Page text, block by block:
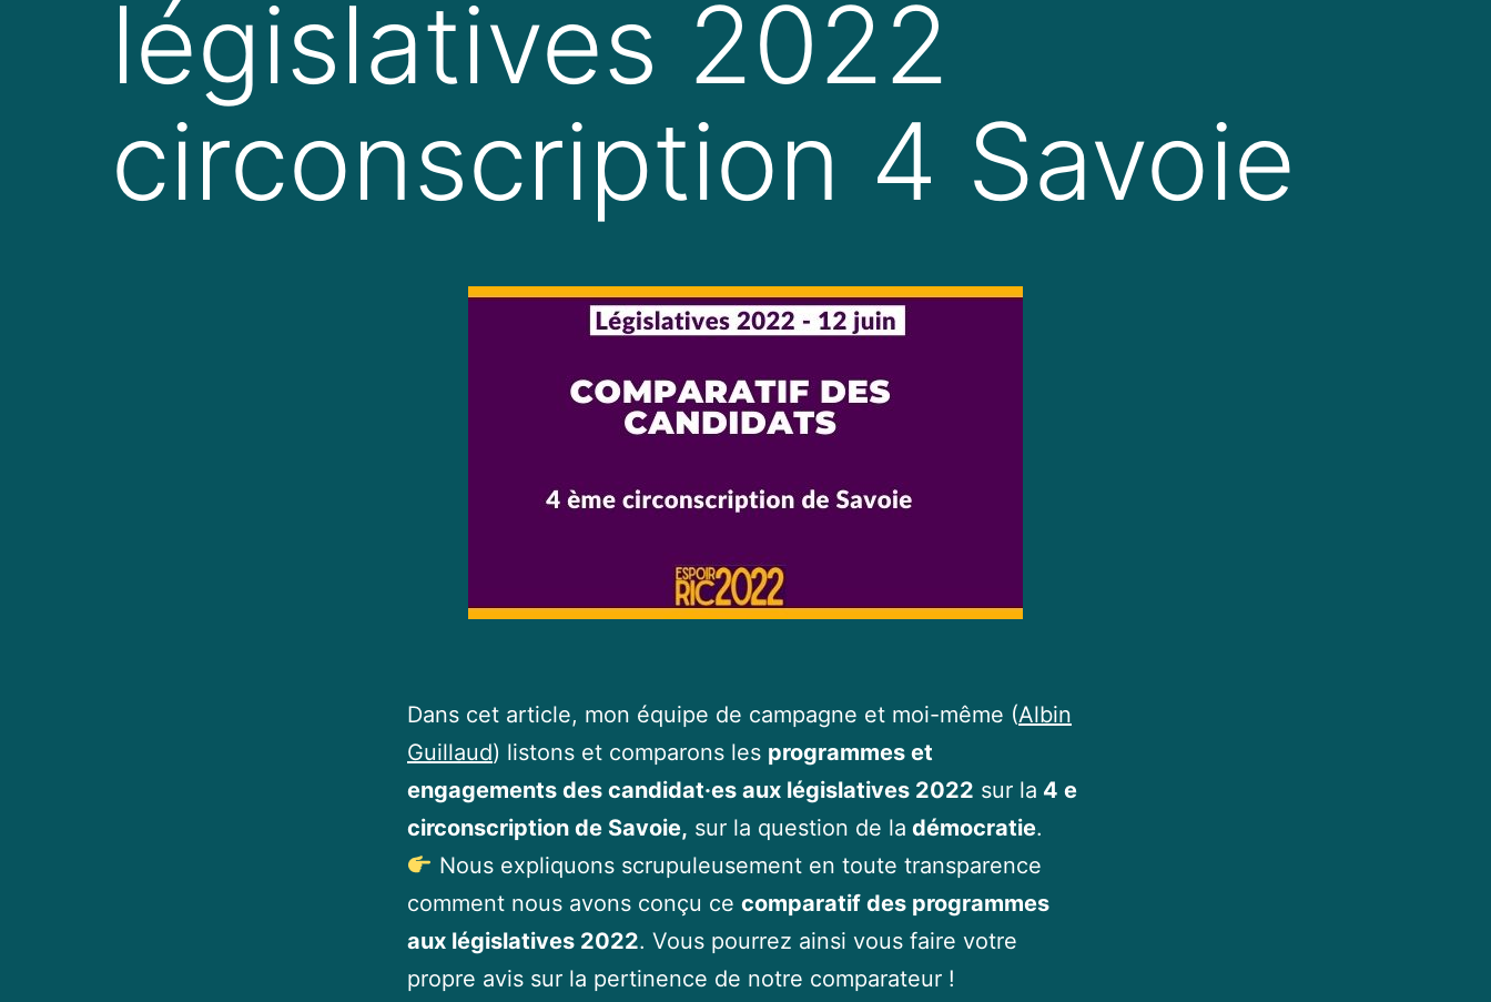
législatives 2022
circonscription 4 Savoie
Dans cet article, mon équipe de campagne et moi-même (Albin
Guillaud) listons et comparons les programmes et
engagements des candidat·es aux législatives 2022 sur la 4 e
circonscription de Savoie, sur la question de la démocratie.
Nous expliquons scrupuleusement en toute transparence
comment nous avons conçu ce comparatif des programmes
aux législatives 2022. Vous pourrez ainsi vous faire votre
propre avis sur la pertinence de notre comparateur !